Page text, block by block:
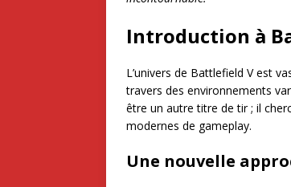
Introduction à
L’univers de Battlefield V est
travers des environnements
être un autre titre de tir ; il
modernes de gameplay.
Une nouvelle